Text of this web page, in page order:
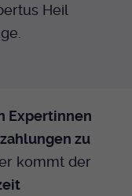
Heil
Expertinnen
zu
kommt der